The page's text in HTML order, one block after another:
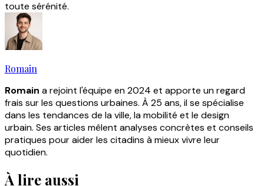
toute sérénité.
Romain
Romain a rejoint l'équipe en 2024 et apporte un regard
frais sur les questions urbaines. À 25 ans, il se spécialise
dans les tendances de la ville, la mobilité et le design
urbain. Ses articles mêlent analyses concrètes et conseils
pratiques pour aider les citadins à mieux vivre leur
quotidien.
À lire aussi